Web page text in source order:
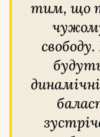
тим, що